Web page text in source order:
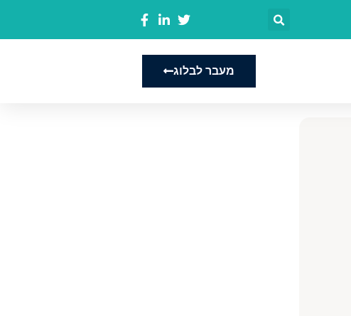
מעבר לבלוג